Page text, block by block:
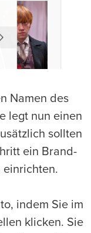
Namen des
legt nun einen
sollten
ein Brand-
einrichten.
indem Sie im
klicken. Sie